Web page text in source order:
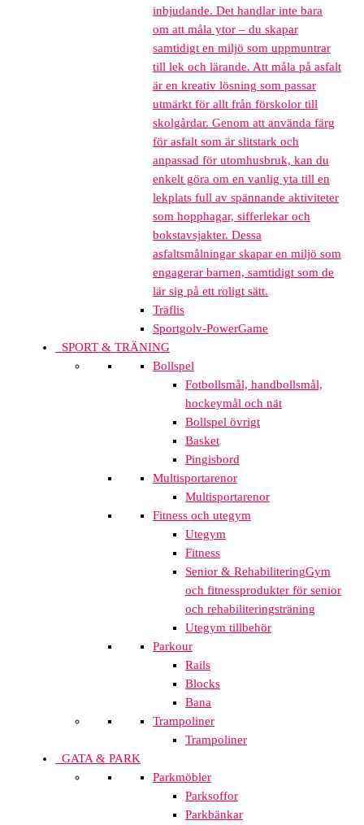
inbjudande. Det handlar inte bara
om att måla ytor – du skapar
samtidigt en miljö som uppmuntrar
till lek och lärande. Att måla på asfalt
är en kreativ lösning som passar
utmärkt för allt från förskolor till
skolgårdar. Genom att använda färg
för asfalt som är slitstark och
anpassad för utomhusbruk, kan du
enkelt göra om en vanlig yta till en
lekplats full av spännande aktiviteter
som hopphagar, sifferlekar och
bokstavsjakter. Dessa
asfaltsmålningar skapar en miljö som
engagerar barnen, samtidigt som de
lär sig på ett roligt sätt.
Träflis
Sportgolv-PowerGame
SPORT & TRÄNING
Bollspel
Fotbollsmål, handbollsmål,
hockeymål och nät
Bollspel övrigt
Basket
Pingisbord
Multisportarenor
Multisportarenor
Fitness och utegym
Utegym
Fitness
Senior & RehabiliteringGym
och fitnessprodukter för senior
och rehabiliteringsträning
Utegym tillbehör
Parkour
Rails
Blocks
Bana
Trampoliner
Trampoliner
GATA & PARK
Parkmöbler
Parksoffor
Parkbänkar